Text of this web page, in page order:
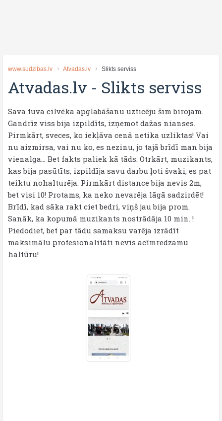
www.sudzibas.lv Atvadas.lv Slikts serviss
Atvadas.lv - Slikts serviss
Sava tuva cilvēka apglabāšanu uzticēju šim birojam.
Gandrīz viss bija izpildīts, izņemot dažas nianses.
Pirmkārt, sveces, ko iekļāva cenā netika uzliktas! Vai
nu aizmirsa, vai nu ko, es nezinu, jo tajā brīdī man bija
vienalga... Bet fakts paliek kā tāds. Otrkārt, muzikants,
kas bija pasūtīts, izpildīja savu darbu ļoti švaki, es pat
teiktu nohalturēja. Pirmkārt distance bija nevis 2m,
bet visi 10! Protams, ka neko nevarēja lāgā sadzirdēt!
Brīdī, kad sāka rakt ciet bedri, viņš jau bija prom.
Sanāk, ka kopumā muzikants nostrādāja 10 min. !
Piedodiet, bet par tādu samaksu varēja izrādīt
maksimālu profesionalitāti nevis acīmredzamu
haltūru!